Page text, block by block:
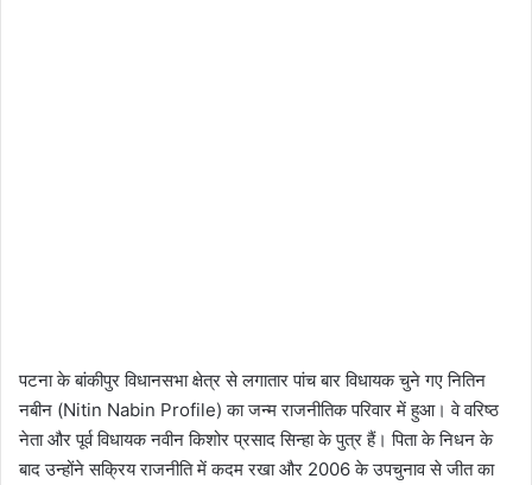
पटना के बांकीपुर विधानसभा क्षेत्र से लगातार पांच बार विधायक चुने गए नितिन
नबीन (Nitin Nabin Profile) का जन्म राजनीतिक परिवार में हुआ। वे वरिष्ठ
नेता और पूर्व विधायक नवीन किशोर प्रसाद सिन्हा के पुत्र हैं। पिता के निधन के
बाद उन्होंने सक्रिय राजनीति में कदम रखा और 2006 के उपचुनाव से जीत का